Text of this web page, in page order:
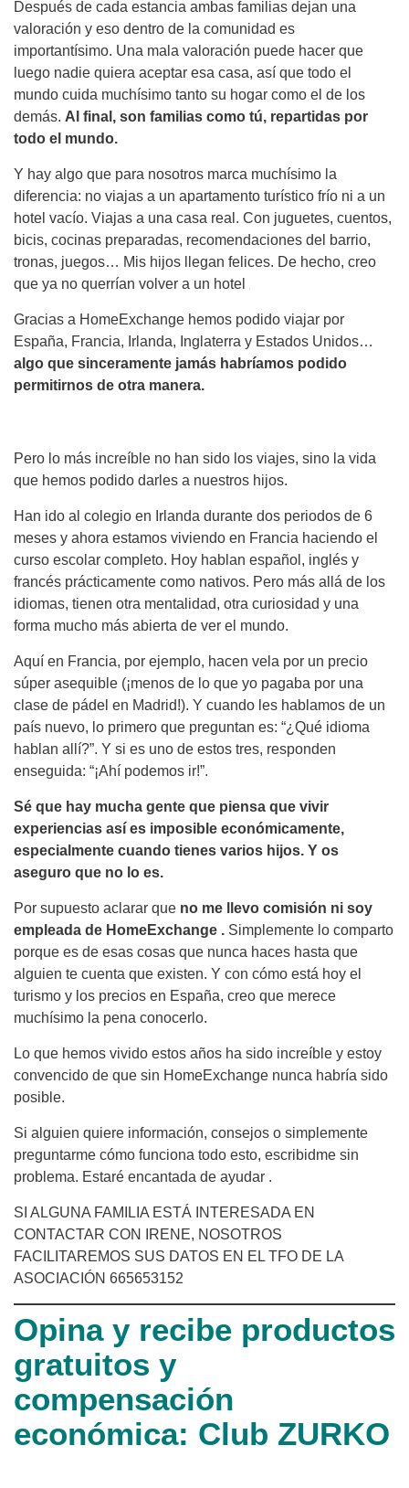
Después de cada estancia ambas familias dejan una
valoración y eso dentro de la comunidad es
importantísimo. Una mala valoración puede hacer que
luego nadie quiera aceptar esa casa, así que todo el
mundo cuida muchísimo tanto su hogar como el de los
demás. Al final, son familias como tú, repartidas por
todo el mundo.
Y hay algo que para nosotros marca muchísimo la
diferencia: no viajas a un apartamento turístico frío ni a un
hotel vacío. Viajas a una casa real. Con juguetes, cuentos,
bicis, cocinas preparadas, recomendaciones del barrio,
tronas, juegos… Mis hijos llegan felices. De hecho, creo
que ya no querrían volver a un hotel
Gracias a HomeExchange hemos podido viajar por
España, Francia, Irlanda, Inglaterra y Estados Unidos…
algo que sinceramente jamás habríamos podido
permitirnos de otra manera.
Pero lo más increíble no han sido los viajes, sino la vida
que hemos podido darles a nuestros hijos.
Han ido al colegio en Irlanda durante dos periodos de 6
meses y ahora estamos viviendo en Francia haciendo el
curso escolar completo. Hoy hablan español, inglés y
francés prácticamente como nativos. Pero más allá de los
idiomas, tienen otra mentalidad, otra curiosidad y una
forma mucho más abierta de ver el mundo.
Aquí en Francia, por ejemplo, hacen vela por un precio
súper asequible (¡menos de lo que yo pagaba por una
clase de pádel en Madrid!). Y cuando les hablamos de un
país nuevo, lo primero que preguntan es: “¿Qué idioma
hablan allí?”. Y si es uno de estos tres, responden
enseguida: “¡Ahí podemos ir!”.
Sé que hay mucha gente que piensa que vivir
experiencias así es imposible económicamente,
especialmente cuando tienes varios hijos. Y os
aseguro que no lo es.
Por supuesto aclarar que no me llevo comisión ni soy
empleada de HomeExchange . Simplemente lo comparto
porque es de esas cosas que nunca haces hasta que
alguien te cuenta que existen. Y con cómo está hoy el
turismo y los precios en España, creo que merece
muchísimo la pena conocerlo.
Lo que hemos vivido estos años ha sido increíble y estoy
convencido de que sin HomeExchange nunca habría sido
posible.
Si alguien quiere información, consejos o simplemente
preguntarme cómo funciona todo esto, escribidme sin
problema. Estaré encantada de ayudar .
SI ALGUNA FAMILIA ESTÁ INTERESADA EN
CONTACTAR CON IRENE, NOSOTROS
FACILITAREMOS SUS DATOS EN EL TFO DE LA
ASOCIACIÓN 665653152
Opina y recibe productos
gratuitos y
compensación
económica: Club ZURKO